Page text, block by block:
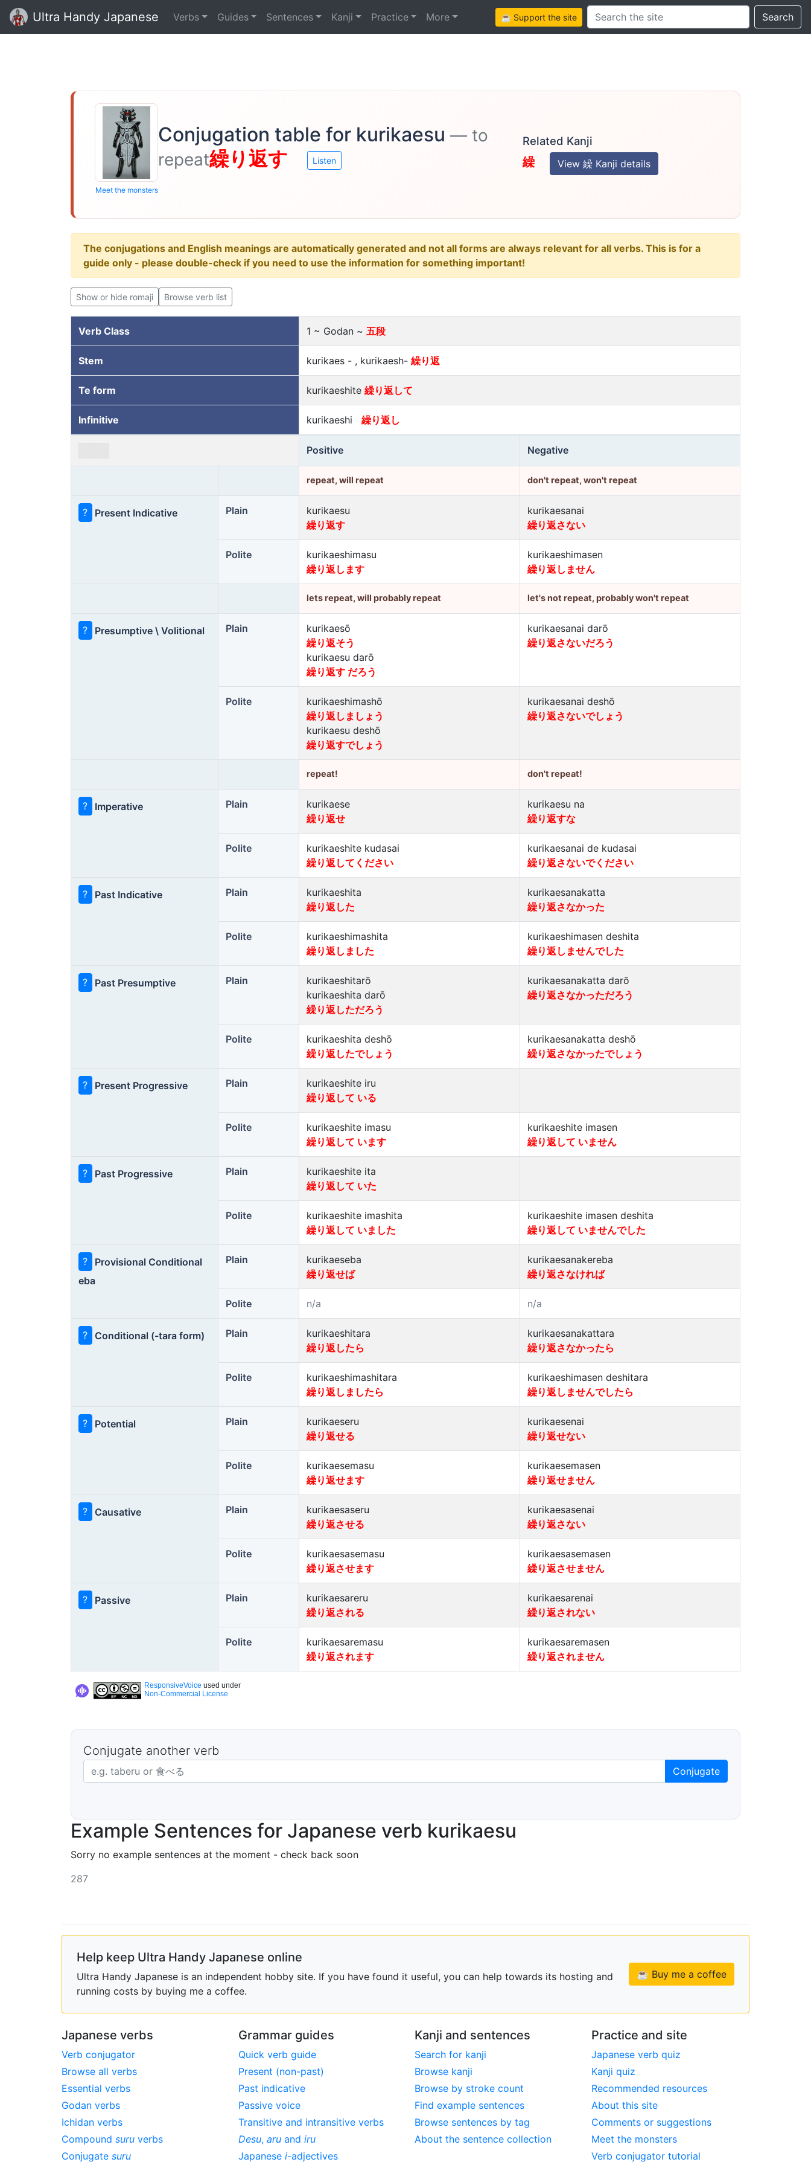
Ultra Handy Japanese Verbs Guides Sentences Kanji Practice More ☕ Support the siteSearch this site Search
Meet the monsters
Conjugation table for kurikaesu — to
repeat繰り返す Listen
Related Kanji
繰 View 繰 Kanji details
The conjugations and English meanings are automatically generated and not all forms are always relevant for all verbs. This is for a
guide only - please double-check if you need to use the information for something important!
Show or hide romaji Browse verb list
Verb Class 1 ~ Godan ~ 五段
Stem kurikaes - , kurikaesh- 繰り返
Te form kurikaeshite 繰り返して
Infinitive kurikaeshi 繰り返し
Positive Negative
repeat, will repeat don't repeat, won't repeat
? Present Indicative Plain
kurikaesu
繰り返す
kurikaesanai
繰り返さない
Polite
kurikaeshimasu
繰り返します
kurikaeshimasen
繰り返しません
lets repeat, will probably repeat let's not repeat, probably won't repeat
? Presumptive \ Volitional Plain
kurikaesō
繰り返そう
kurikaesu darō
繰り返す だろう
kurikaesanai darō
繰り返さないだろう
Polite
kurikaeshimashō
繰り返しましょう
kurikaesu deshō
繰り返すでしょう
kurikaesanai deshō
繰り返さないでしょう
repeat! don't repeat!
? Imperative Plain
kurikaese
繰り返せ
kurikaesu na
繰り返すな
Polite
kurikaeshite kudasai
繰り返してください
kurikaesanai de kudasai
繰り返さないでください
? Past Indicative Plain
kurikaeshita
繰り返した
kurikaesanakatta
繰り返さなかった
Polite
kurikaeshimashita
繰り返しました
kurikaeshimasen deshita
繰り返しませんでした
? Past Presumptive Plain
kurikaeshitarō
kurikaeshita darō
繰り返しただろう
kurikaesanakatta darō
繰り返さなかっただろう
Polite
kurikaeshita deshō
繰り返したでしょう
kurikaesanakatta deshō
繰り返さなかったでしょう
? Present Progressive Plain
kurikaeshite iru
繰り返して いる
Polite
kurikaeshite imasu
繰り返して います
kurikaeshite imasen
繰り返して いません
? Past Progressive Plain
kurikaeshite ita
繰り返して いた
Polite
kurikaeshite imashita
繰り返して いました
kurikaeshite imasen deshita
繰り返して いませんでした
?
Provisional Conditional
eba
Plain
kurikaeseba
繰り返せば
kurikaesanakereba
繰り返さなければ
Polite n/a n/a
? Conditional (-tara form) Plain
kurikaeshitara
繰り返したら
kurikaesanakattara
繰り返さなかったら
Polite
kurikaeshimashitara
繰り返しましたら
kurikaeshimasen deshitara
繰り返しませんでしたら
? Potential Plain
kurikaeseru
繰り返せる
kurikaesenai
繰り返せない
Polite
kurikaesemasu
繰り返せます
kurikaesemasen
繰り返せません
? Causative Plain
kurikaesaseru
繰り返させる
kurikaesasenai
繰り返さない
Polite
kurikaesasemasu
繰り返させます
kurikaesasemasen
繰り返させません
? Passive Plain
kurikaesareru
繰り返される
kurikaesarenai
繰り返されない
Polite
kurikaesaremasu
繰り返されます
kurikaesaremasen
繰り返されません
ResponsiveVoice used under
Non-Commercial License
Conjugate another verb
Japanese verb in dictionary form Conjugate
Example Sentences for Japanese verb kurikaesu
Sorry no example sentences at the moment - check back soon
287
Help keep Ultra Handy Japanese online
Ultra Handy Japanese is an independent hobby site. If you have found it useful, you can help towards its hosting and
running costs by buying me a coffee.
☕ Buy me a coffee
Japanese verbs
Verb conjugator
Browse all verbs
Essential verbs
Godan verbs
Ichidan verbs
Compound suru verbs
Conjugate suru
Grammar guides
Quick verb guide
Present (non-past)
Past indicative
Passive voice
Transitive and intransitive verbs
Desu, aruand iru
Japanese i-adjectives
Kanji and sentences
Search for kanji
Browse kanji
Browse by stroke count
Find example sentences
Browse sentences by tag
About the sentence collection
Practice and site
Japanese verb quiz
Kanji quiz
Recommended resources
About this site
Comments or suggestions
Meet the monsters
Verb conjugator tutorial